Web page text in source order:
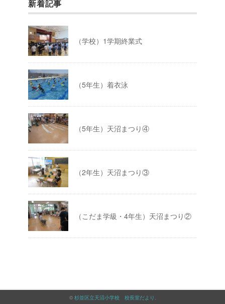
新着記事
（学校）1学期終業式
（5年生）着衣泳
（5年生）天沼まつり④
（2年生）天沼まつり③
（こだま学級・4年生）天沼まつり②
© 杉並区立天沼小学校 校長室だより .